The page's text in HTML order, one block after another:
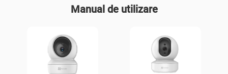
Manual de utilizare